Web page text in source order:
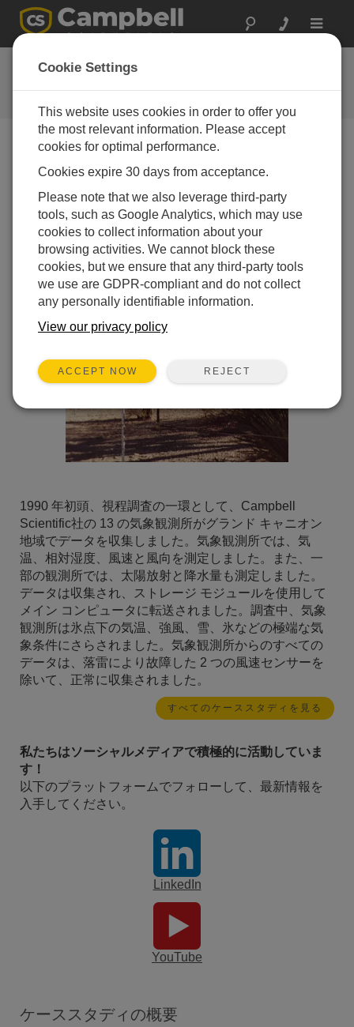
Toggle
グランドキャニオン:
視界監視
1990 年初頭、視程調査の一環として、Campbell
Scientific社の 13 の気象観測所がグランド キャニオン
地域でデータを収集しました。気象観測所では、気
温、相対湿度、風速と風向を測定しました。また、一
部の観測所では、太陽放射と降水量も測定しました。
データは収集され、ストレージ モジュールを使用して
メイン コンピュータに転送されました。調査中、気象
観測所は氷点下の気温、強風、雪、氷などの極端な気
象条件にさらされました。気象観測所からのすべての
データは、落雷により故障した 2 つの風速センサーを
除いて、正常に収集されました。
すべてのケーススタディを見る
私たちはソーシャルメディアで積極的に活動していま
す！
以下のプラットフォームでフォローして、最新情報を
入手してください。
LinkedIn
YouTube
ケーススタディの概要
Cookie Settings
This website uses cookies in order to offer you
the most relevant information. Please accept
cookies for optimal performance.
Cookies expire 30 days from acceptance.
Please note that we also leverage third-party
tools, such as Google Analytics, which may use
cookies to collect information about your
browsing activities. We cannot block these
cookies, but we ensure that any third-party tools
we use are GDPR-compliant and do not collect
any personally identifiable information.
View our privacy policy
ACCEPT NOW REJECT